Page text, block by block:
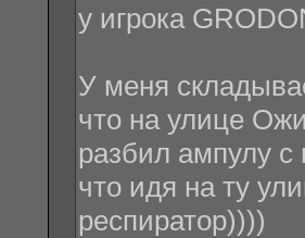
у игрока
У меня
что на улице
разбил ампулу с
что идя на ту
респиратор))))